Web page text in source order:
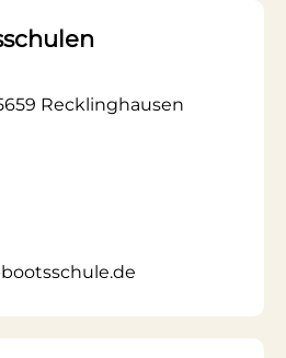
Recklinghausen